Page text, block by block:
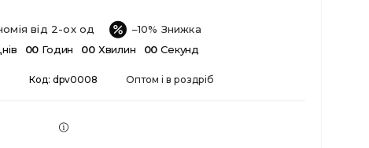
від 2-ох од
–10%
00 Годин 00 Хвилин 00 Секунд
Оптом і в роздріб
Код: dpv0008